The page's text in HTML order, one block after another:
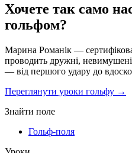
Хочете так само
гольфом?
Марина Романік —
проводить дружні,
— від першого удару до
Переглянути уроки гольфу →
Знайти поле
Гольф-поля